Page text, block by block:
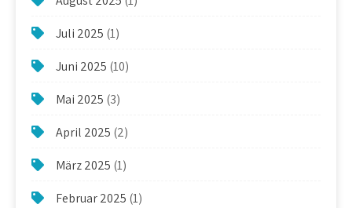
Juli 2025 (1)
Juni 2025 (10)
Mai 2025 (3)
April 2025 (2)
März 2025 (1)
Februar 2025 (1)